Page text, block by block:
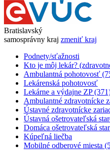
Bratislavský
samosprávny kraj zmeniť kraj
Podnety/sťažnosti
Kto je môj lekár?
Ambulantná pohotovosť
Lekárenská pohotovosť
Lekárne a výdajne ZP
Ambulantné zdravotnícke
Ústavné zdravotnícke
Ústavná ošetrovateľská
Domáca ošetrovateľská
Kúpeľná liečba
Mobilné odberové miesta